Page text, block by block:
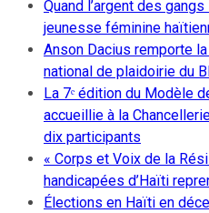
Quand l’argent des
jeunesse féminine
Anson Dacius remporte
national de plaidoirie du
La 7ᵉ édition du Modèle
accueillie à la
dix participants
« Corps et Voix de la
handicapées d’Haïti
Élections en Haïti en